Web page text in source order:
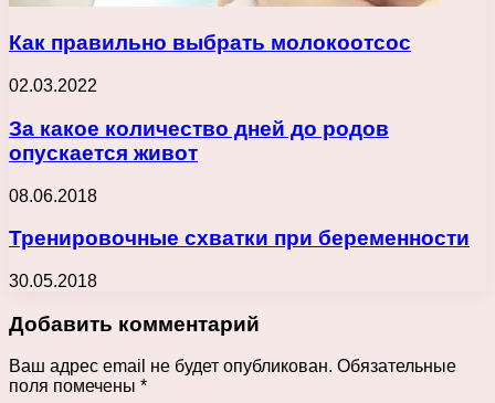
Как правильно выбрать молокоотсос
02.03.2022
За какое количество дней до родов
опускается живот
08.06.2018
Тренировочные схватки при беременности
30.05.2018
Добавить комментарий
Ваш адрес email не будет опубликован. Обязательные
поля помечены *